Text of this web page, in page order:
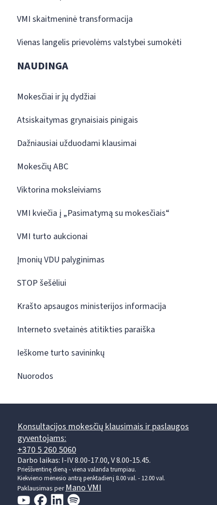
VMI skaitmeninė transformacija
Vienas langelis prievolėms valstybei sumokėti
NAUDINGA
Mokesčiai ir jų dydžiai
Atsiskaitymas grynaisiais pinigais
Dažniausiai užduodami klausimai
Mokesčių ABC
Viktorina moksleiviams
VMI kviečia į „Pasimatymą su mokesčiais“
VMI turto aukcionai
Įmonių VDU palyginimas
STOP šešėliui
Krašto apsaugos ministerijos informacija
Interneto svetainės atitikties paraiška
Ieškome turto savininkų
Nuorodos
Konsultacijos mokesčių klausimais ir paslaugos
gyventojams:
+370 5 260 5060
Darbo laikas: I-IV 8.00-17.00, V 8.00-15.45.
Prieššventinę dieną - viena valanda trumpiau.
Kiekvieno mėnesio antrą penktadienį 8.00 val. - 12.00 val.
Paklausimas per Mano VMI